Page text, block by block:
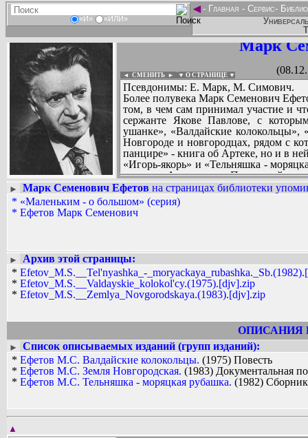
«И» «ИЛИ»
◄- Главная - Сервис-
Марк
◄ СМЕНИТЬ ► ▼ О СТРАНИЦЕ ▼
Псевдонимы: Е. Марк, М. Симович.
Более полувека Марк Семенович
том, в чем сам принимал участие и
сержанте Якове Павлове, с
ушанке», «Валдайские колокольцы»,
Новгороде и новгородцах, рядом с
панцире» - книга об Артеке, но и в
«Игорь-якорь» и «Тельняшка -
у моря. А повесть «Последний
которых был и сам писатель,
Великой Отечественной войны.
Первые книги Марка Семеновича
пишет о простых, рядовых
любовь автора к своим героям».
Человек-работник был и
работниках железнодорожного
железнодорожника.
Вадим Ершов...
...
► Марк Семенович Ефетов на страницах библиотеки
* «Маленьким - о большом» (серия)
* Ефетов Марк Семенович
►
Архив этой страницы:
* Efetov_M.S.__Tel'nyashka_-
* Efetov_M.S.__Valdayskie_kolokol'cy.(1975).[djv].zip
* Efetov_M.S.__Zemlya_Novgorodskaya.(1983).[djv].zip
ОПИСАНИЯ
►
Список описываемых изданий (групп изданий):
* Ефетов М.С. Валдайские колокольцы. (1975) Повесть
* Ефетов М.С. Земля Новгородская. (1983) Документальная
* Ефетов М.С. Тельняшка - моряцкая рубашка. (1982)
▲